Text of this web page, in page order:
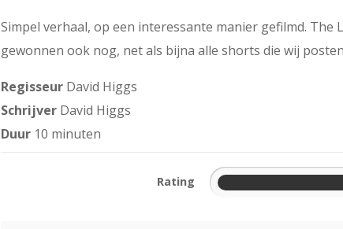
Simpel verhaal, op een interessante manier gefilmd.
gewonnen ook nog, net als bijna alle shorts die wij
Regisseur David Higgs
Schrijver David Higgs
Duur 10 minuten
Rating